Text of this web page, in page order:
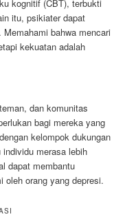
kognitif (CBT), terbukti
itu, psikiater dapat
bahwa mencari
kekuatan adalah
dan komunitas
bagi mereka yang
kelompok dukungan
merasa lebih
dapat membantu
oleh orang yang depresi.